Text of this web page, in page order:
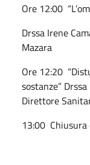
Ore 12:00
Drssa Irene
Mazara
Ore 12:20
sostanze”
Direttore
13:00 Chiusura